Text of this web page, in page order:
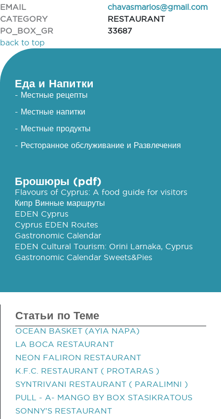
EMAIL
chavasmarios@gmail.com
CATEGORY
RESTAURANT
PO_BOX_GR
33687
back to top
Еда и Напитки
- Местные рецепты
- Местные напитки
- Местные продукты
- Ресторанное обслуживание и Развлечения
Брошюры (pdf)
Flavours of Cyprus: A food guide for visitors
Кипр Винные маршруты
EDEN Cyprus
Cyprus EDEN Routes
Gastronomic Calendar
EDEN Cultural Tourism: Orini Larnaka, Cyprus
Gastronomic Calendar Sweets&Pies
Статьи по Теме
OCEAN BASKET (AYIA NAPA)
LA BOCA RESTAURANT
NEON FALIRON RESTAURANT
K.F.C. RESTAURANT ( PROTARAS )
SYNTRIVANI RESTAURANT ( PARALIMNI )
PULL - A- MANGO BY BOX STASIKRATOUS
SONNY'S RESTAURANT